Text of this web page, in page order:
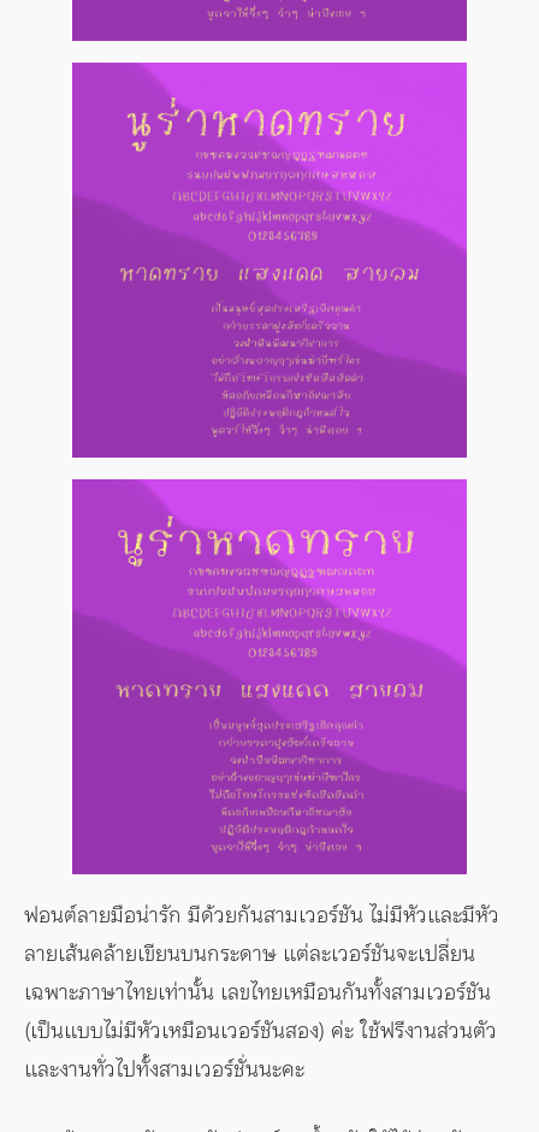
ฟอนต์ลายมือน่ารัก มีด้วยกันสามเวอร์ชัน ไม่มีหัวและมีหัว
ลายเส้นคล้ายเขียนบนกระดาษ แต่ละเวอร์ชันจะเปลี่ยน
เฉพาะภาษาไทยเท่านั้น เลขไทยเหมือนกันทั้งสามเวอร์ชัน
(เป็นแบบไม่มีหัวเหมือนเวอร์ชันสอง) ค่ะ ใช้ฟรีงานส่วนตัว
และงานทั่วไปทั้งสามเวอร์ชั่นนะคะ